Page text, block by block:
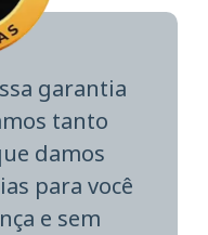
garantia
tanto
damos
para você
e sem